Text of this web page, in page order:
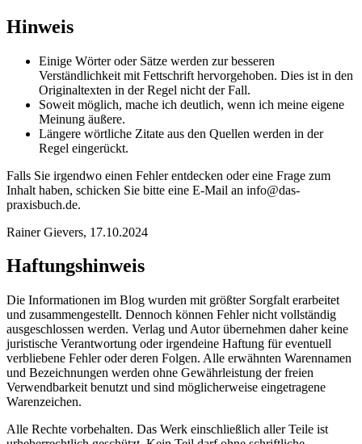
Hinweis
Einige Wörter oder Sätze werden zur besseren
Verständlichkeit mit Fettschrift hervorgehoben. Dies ist in den
Originaltexten in der Regel nicht der Fall.
Soweit möglich, mache ich deutlich, wenn ich meine eigene
Meinung äußere.
Längere wörtliche Zitate aus den Quellen werden in der
Regel eingerückt.
Falls Sie irgendwo einen Fehler entdecken oder eine Frage zum
Inhalt haben, schicken Sie bitte eine E-Mail an info@das-
praxisbuch.de.
Rainer Gievers, 17.10.2024
Haftungshinweis
Die Informationen im Blog wurden mit größter Sorgfalt erarbeitet
und zu­sammengestellt. Dennoch können Fehler nicht vollständig
ausgeschlossen werden. Ver­lag und Autor übernehmen daher keine
juristische Verantwortung oder irgendeine Haf­tung für eventuell
verbliebene Fehler oder deren Folgen. Alle erwähnten Warennamen
und Bezeichnungen werden ohne Gewährleistung der freien
Verwendbarkeit benutzt und sind möglicherweise eingetragene
Warenzeichen.
Alle Rechte vorbehalten. Das Werk einschließlich aller Teile ist